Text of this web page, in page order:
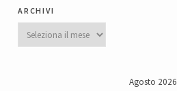
archivi
Agosto 2026